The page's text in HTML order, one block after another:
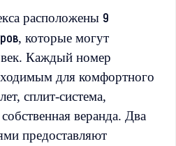
расположены 9
, которые могут
Каждый номер
для комфортного
сплит-система,
веранда. Два
предоставляют